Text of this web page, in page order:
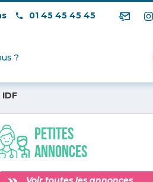
01 45 45 45 45
?
Petites
annonces